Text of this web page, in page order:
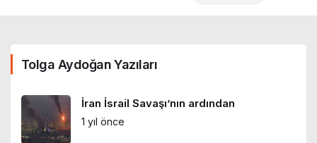
Tolga Aydoğan Yazıları
İran İsrail Savaşı’nın ardından
1 yıl önce